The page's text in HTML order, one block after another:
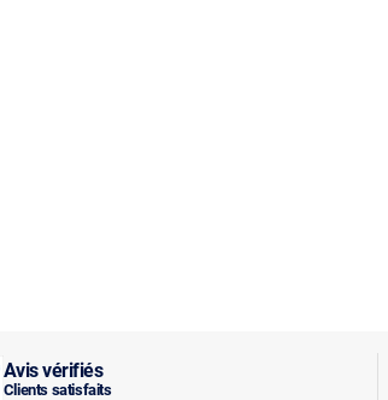
Avis vérifiés
Clients satisfaits